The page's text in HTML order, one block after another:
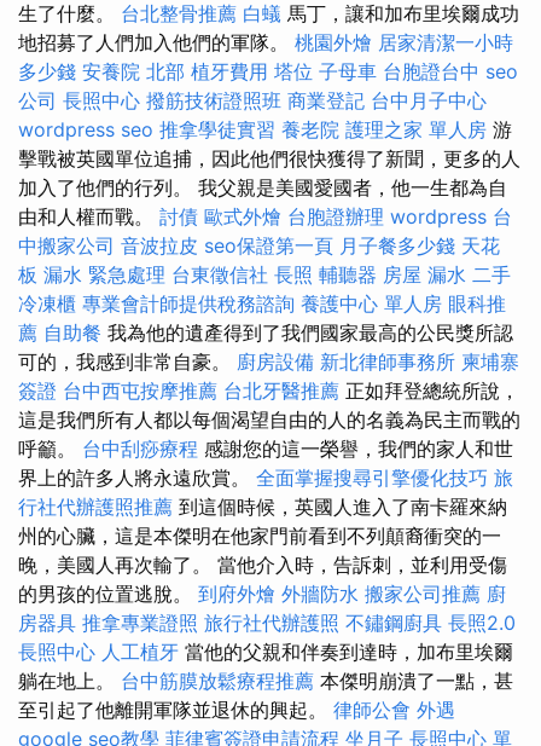
生了什麼。 台北整骨推薦 白蟻 馬丁，讓和加布里埃爾成功
地招募了人們加入他們的軍隊。 桃園外燴 居家清潔一小時
多少錢 安養院 北部 植牙費用 塔位 子母車 台胞證台中 seo
公司 長照中心 撥筋技術證照班 商業登記 台中月子中心
wordpress seo 推拿學徒實習 養老院 護理之家 單人房 游
擊戰被英國單位追捕，因此他們很快獲得了新聞，更多的人
加入了他們的行列。 我父親是美國愛國者，他一生都為自
由和人權而戰。 討債 歐式外燴 台胞證辦理 wordpress 台
中搬家公司 音波拉皮 seo保證第一頁 月子餐多少錢 天花
板 漏水 緊急處理 台東徵信社 長照 輔聽器 房屋 漏水 二手
冷凍櫃 專業會計師提供稅務諮詢 養護中心 單人房 眼科推
薦 自助餐 我為他的遺產得到了我們國家最高的公民獎所認
可的，我感到非常自豪。 廚房設備 新北律師事務所 柬埔寨
簽證 台中西屯按摩推薦 台北牙醫推薦 正如拜登總統所說，
這是我們所有人都以每個渴望自由的人的名義為民主而戰的
呼籲。 台中刮痧療程 感謝您的這一榮譽，我們的家人和世
界上的許多人將永遠欣賞。 全面掌握搜尋引擎優化技巧 旅
行社代辦護照推薦 到這個時候，英國人進入了南卡羅來納
州的心臟，這是本傑明在他家門前看到不列顛裔衝突的一
晚，美國人再次輸了。 當他介入時，告訴刺，並利用受傷
的男孩的位置逃脫。 到府外燴 外牆防水 搬家公司推薦 廚
房器具 推拿專業證照 旅行社代辦護照 不鏽鋼廚具 長照2.0
長照中心 人工植牙 當他的父親和伴奏到達時，加布里埃爾
躺在地上。 台中筋膜放鬆療程推薦 本傑明崩潰了一點，甚
至引起了他離開軍隊並退休的興起。 律師公會 外遇
google seo教學 菲律賓簽證申請流程 坐月子 長照中心 單